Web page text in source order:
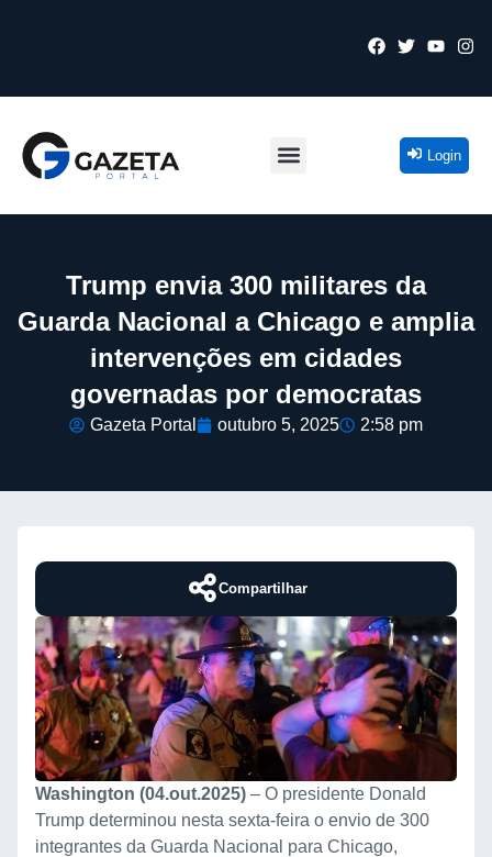
Login
Trump envia 300 militares da
Guarda Nacional a Chicago e amplia
intervenções em cidades
governadas por democratas
Gazeta Portal outubro 5, 2025 2:58 pm
Compartilhar
Washington (04.out.2025) – O presidente Donald
Trump determinou nesta sexta-feira o envio de 300
integrantes da Guarda Nacional para Chicago,